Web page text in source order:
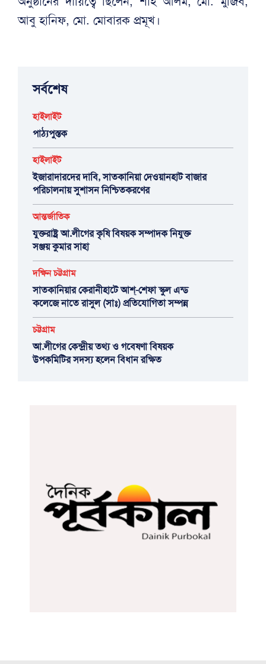
আবু হানিফ, মো. মোবারক প্রমূখ।
সর্বশেষ
হাইলাইট
পাঠ্যপুস্তক
হাইলাইট
ইজারাদারদের দাবি, সাতকানিয়া দেওয়ানহাট বাজার
পরিচালনায় সুশাসন নিশ্চিতকরণের
আন্তর্জাতিক
যুক্তরাষ্ট্র আ.লীগের কৃষি বিষয়ক সম্পাদক নিযুক্ত
সঞ্জয় কুমার সাহা
দক্ষিন চট্টগ্রাম
সাতকানিয়ার কেরানীহাটে আশ্-শেফা স্কুল এন্ড
কলেজে নাতে রাসুল (সাঃ) প্রতিযোগিতা সম্পন্ন
চট্টগ্রাম
আ.লীগের কেন্দ্রীয় তথ্য ও গবেষণা বিষয়ক
উপকমিটির সদস্য হলেন বিধান রক্ষিত